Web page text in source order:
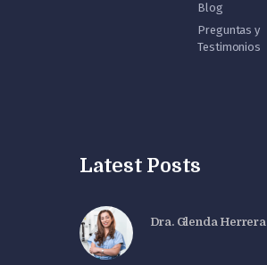
Blog
Preguntas y
Testimonios
Latest Posts
Dra. Glenda Herrera